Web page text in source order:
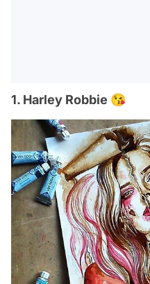
1. Harley Robbie 😘